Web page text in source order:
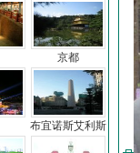
京都
布宜诺斯艾利斯